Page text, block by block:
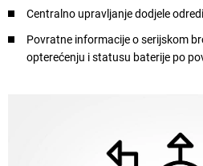
Centralno upravljanje dodjele
Povratne informacije o serijskom
opterećenju i statusu baterije po